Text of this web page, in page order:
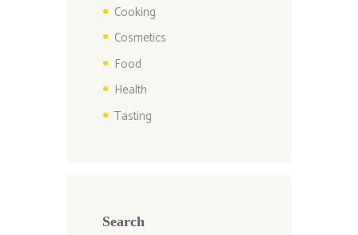
Cooking
Cosmetics
Food
Health
Tasting
Search